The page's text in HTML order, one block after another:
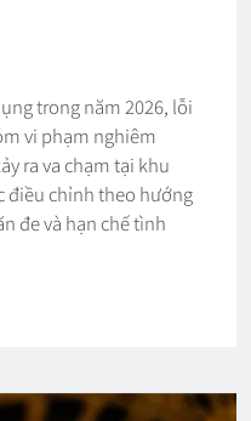
trong năm 2026, lỗi
vi phạm nghiêm
ra va chạm tại khu
điều chỉnh theo hướng
đe và hạn chế tình